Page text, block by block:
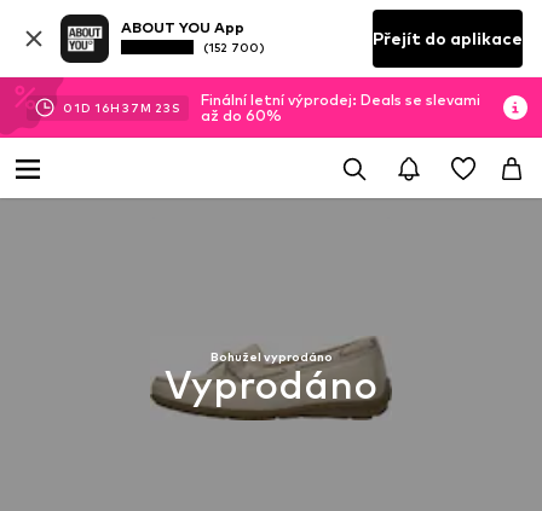
ABOUT YOU App
(152 700) Přejít do aplikace
01D 16H 37M 23 S
Finální letní výprodej: Deals se slevami
až do 60%
Bohužel vyprodáno
Vyprodáno